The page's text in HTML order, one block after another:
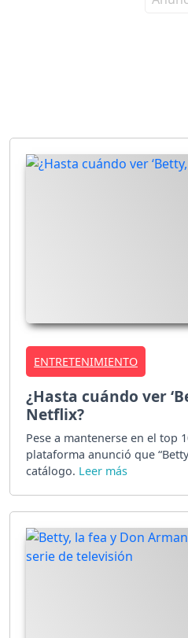
ENTRETENIMIENTO
¿Hasta cuándo ver
Netflix?
Pese a mantenerse en el top
plataforma anunció que
catálogo.